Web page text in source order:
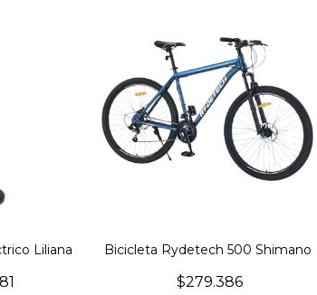
Liliana
TCH50
Bicicleta Rydetech 500 Shimano
$279.386